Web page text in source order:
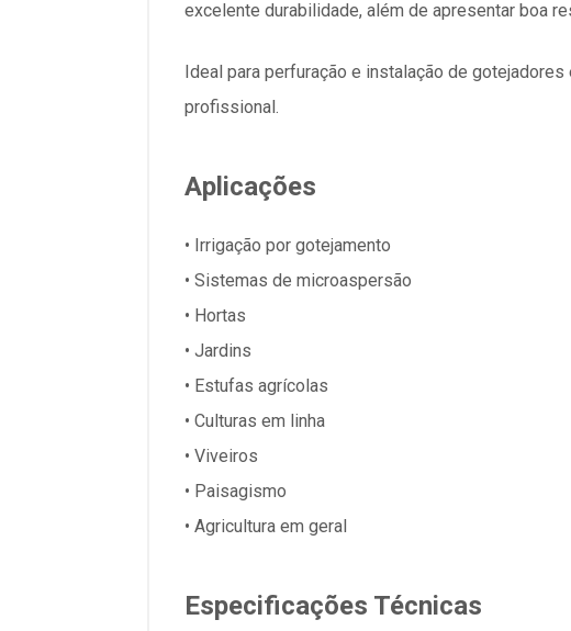
excelente durabilidade, além de apresentar boa
Ideal para perfuração e instalação de
profissional.
Aplicações
• Irrigação por gotejamento
• Sistemas de microaspersão
• Hortas
• Jardins
• Estufas agrícolas
• Culturas em linha
• Viveiros
• Paisagismo
• Agricultura em geral
Especificações Técnicas